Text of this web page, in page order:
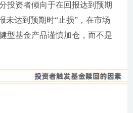
投资者倾向于在回报达到预期
未达到预期时“止损”，在市场
型基金产品谨慎加仓，而不是